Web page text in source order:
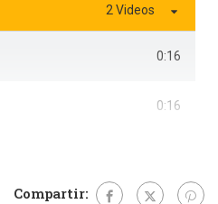
2 Videos
0:16
0:16
Compartir: